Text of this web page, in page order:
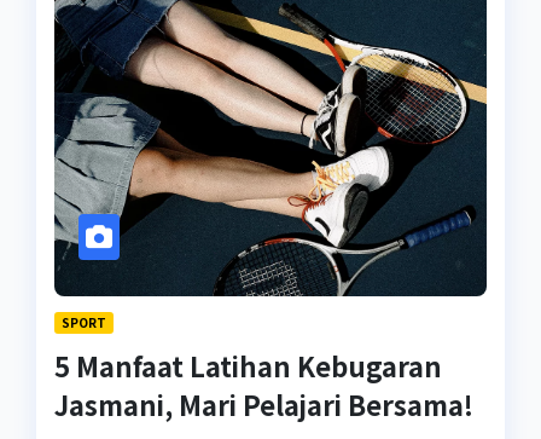
SPORT
5 Manfaat Latihan Kebugaran
Jasmani, Mari Pelajari Bersama!